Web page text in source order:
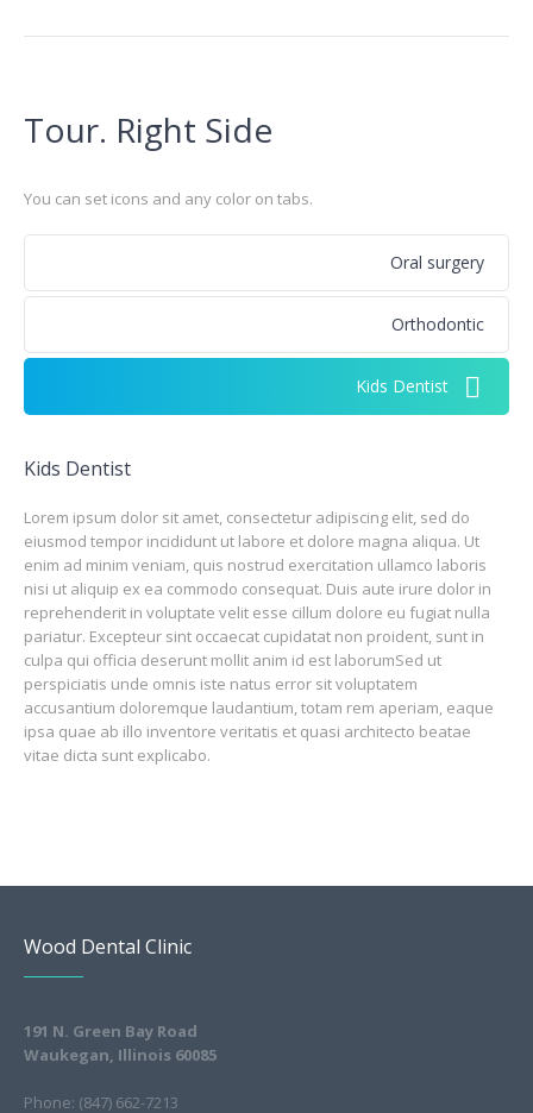
Tour. Right Side
You can set icons and any color on tabs.
Oral surgery
Orthodontic
Kids Dentist
Kids Dentist
Lorem ipsum dolor sit amet, consectetur adipiscing elit, sed do
eiusmod tempor incididunt ut labore et dolore magna aliqua. Ut
enim ad minim veniam, quis nostrud exercitation ullamco laboris
nisi ut aliquip ex ea commodo consequat. Duis aute irure dolor in
reprehenderit in voluptate velit esse cillum dolore eu fugiat nulla
pariatur. Excepteur sint occaecat cupidatat non proident, sunt in
culpa qui officia deserunt mollit anim id est laborumSed ut
perspiciatis unde omnis iste natus error sit voluptatem
accusantium doloremque laudantium, totam rem aperiam, eaque
ipsa quae ab illo inventore veritatis et quasi architecto beatae
vitae dicta sunt explicabo.
Wood Dental Clinic
191 N. Green Bay Road
Waukegan, Illinois 60085
Phone: (847) 662-7213